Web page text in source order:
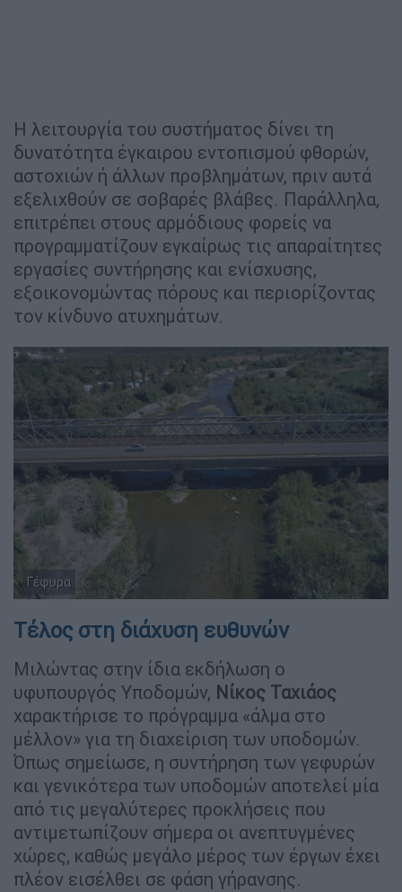
Η λειτουργία του συστήματος δίνει τη
δυνατότητα έγκαιρου εντοπισμού φθορών,
αστοχιών ή άλλων προβλημάτων, πριν αυτά
εξελιχθούν σε σοβαρές βλάβες. Παράλληλα,
επιτρέπει στους αρμόδιους φορείς να
προγραμματίζουν εγκαίρως τις απαραίτητες
εργασίες συντήρησης και ενίσχυσης,
εξοικονομώντας πόρους και περιορίζοντας
τον κίνδυνο ατυχημάτων.
Γέφυρα
Τέλος στη διάχυση ευθυνών
Μιλώντας στην ίδια εκδήλωση ο
υφυπουργός Υποδομών, Νίκος Ταχιάος
χαρακτήρισε το πρόγραμμα «άλμα στο
μέλλον» για τη διαχείριση των υποδομών.
Όπως σημείωσε, η συντήρηση των γεφυρών
και γενικότερα των υποδομών αποτελεί μία
από τις μεγαλύτερες προκλήσεις που
αντιμετωπίζουν σήμερα οι ανεπτυγμένες
χώρες, καθώς μεγάλο μέρος των έργων έχει
πλέον εισέλθει σε φάση γήρανσης.